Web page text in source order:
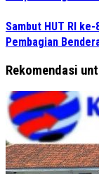
Sambut HUT RI
Pembagian
Rekomendasi